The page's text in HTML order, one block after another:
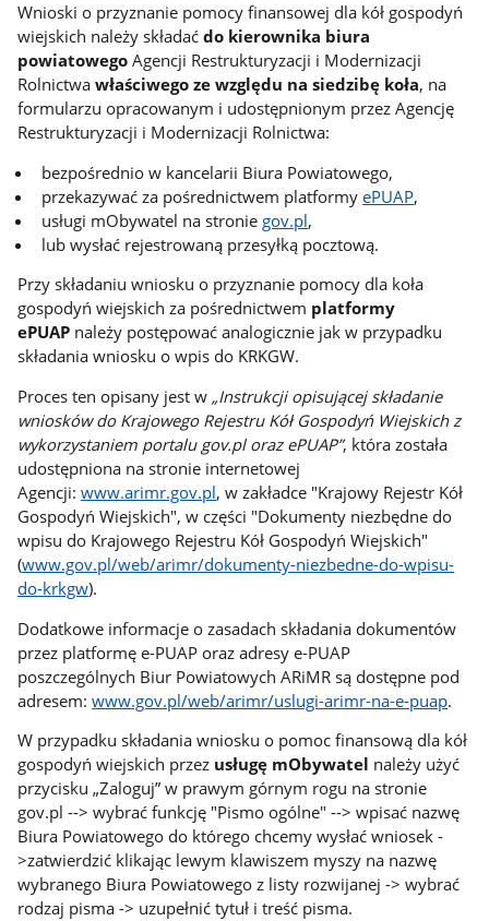
Wnioski o przyznanie pomocy finansowej dla kół gospodyń
wiejskich należy składaćdo kierownika biura
powiatowegoAgencji Restrukturyzacji i Modernizacji
Rolnictwawłaściwego ze względu na siedzibę koła, na
formularzu opracowanym i udostępnionym przez Agencję
Restrukturyzacji i Modernizacji Rolnictwa:
bezpośrednio w kancelarii Biura Powiatowego,
przekazywać za pośrednictwem platformyePUAP,
usługi mObywatel na stronie gov.pl,
lub wysłać rejestrowaną przesyłką pocztową.
Przy składaniu wniosku o przyznanie pomocy dla koła
gospodyń wiejskich za pośrednictwem platformy
ePUAP należy postępować analogicznie jak w przypadku
składania wniosku o wpis do KRKGW.
Proces ten opisany jest w„Instrukcji opisującej składanie
wniosków do Krajowego Rejestru Kół Gospodyń Wiejskich z
wykorzystaniem portalu gov.pl oraz ePUAP”, która została
udostępniona na stronie internetowej
Agencji:www.arimr.gov.pl, w zakładce "Krajowy Rejestr Kół
Gospodyń Wiejskich", w części "Dokumenty niezbędne do
wpisu do Krajowego Rejestru Kół Gospodyń Wiejskich"
(www.gov.pl/web/arimr/dokumenty-niezbedne-do-wpisu-
do-krkgw).
Dodatkowe informacje o zasadach składania dokumentów
przez platformę e-PUAP oraz adresy e-PUAP
poszczególnych Biur Powiatowych ARiMR są dostępne pod
adresem:www.gov.pl/web/arimr/uslugi-arimr-na-e-puap.
W przypadku składania wniosku o pomoc finansową dla kół
gospodyń wiejskich przez usługę mObywatel należy użyć
przycisku „Zaloguj” w prawym górnym rogu na stronie
gov.pl --> wybrać funkcję "Pismo ogólne" --> wpisać nazwę
Biura Powiatowego do którego chcemy wysłać wniosek -
>zatwierdzić klikając lewym klawiszem myszy na nazwę
wybranego Biura Powiatowego z listy rozwijanej -> wybrać
rodzaj pisma -> uzupełnić tytuł i treść pisma.